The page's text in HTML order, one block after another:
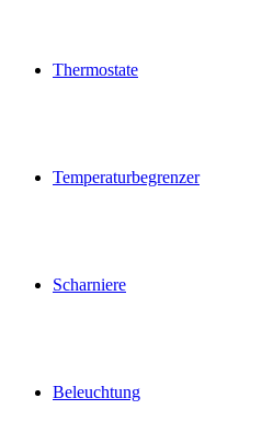
Thermostate
Temperaturbegrenzer
Scharniere
Beleuchtung